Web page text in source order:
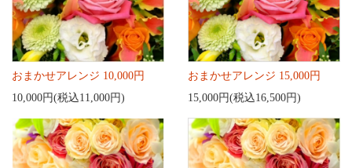
おまかせアレンジ 10,000円
10,000円(税込11,000円)
おまかせアレンジ 15,000円
15,000円(税込16,500円)